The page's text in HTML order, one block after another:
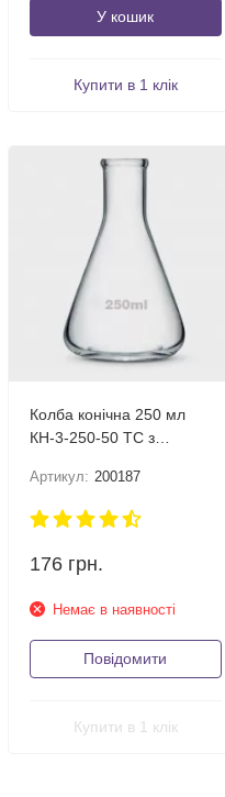
У кошик
Купити в 1 клік
Колба конічна 250 мл
КН-3-250-50 ТС з
Артикул: 200187
176 грн.
Немає в наявності
Повідомити
Купити в 1 клік